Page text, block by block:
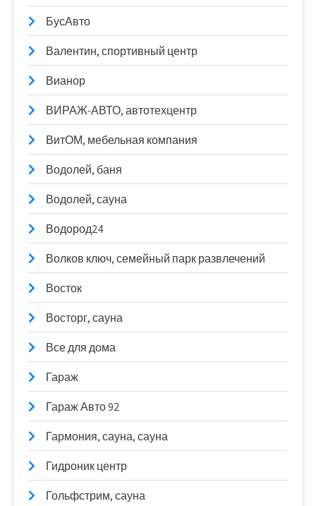
БусАвто
Валентин, спортивный центр
Вианор
ВИРАЖ-АВТО, автотехцентр
ВитОМ, мебельная компания
Водолей, баня
Водолей, сауна
Водород24
Волков ключ, семейный парк развлечений
Восток
Восторг, сауна
Все для дома
Гараж
Гараж Авто 92
Гармония, сауна, сауна
Гидроник центр
Гольфстрим, сауна